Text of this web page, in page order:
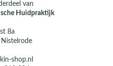
van
Huidpraktijk
8a
shop.nl